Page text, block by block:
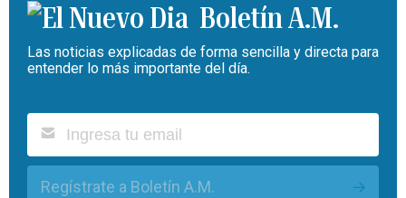
Boletín A.M.
Las noticias explicadas de forma sencilla y directa para
entender lo más importante del día.
Regístrate a Boletín A.M.